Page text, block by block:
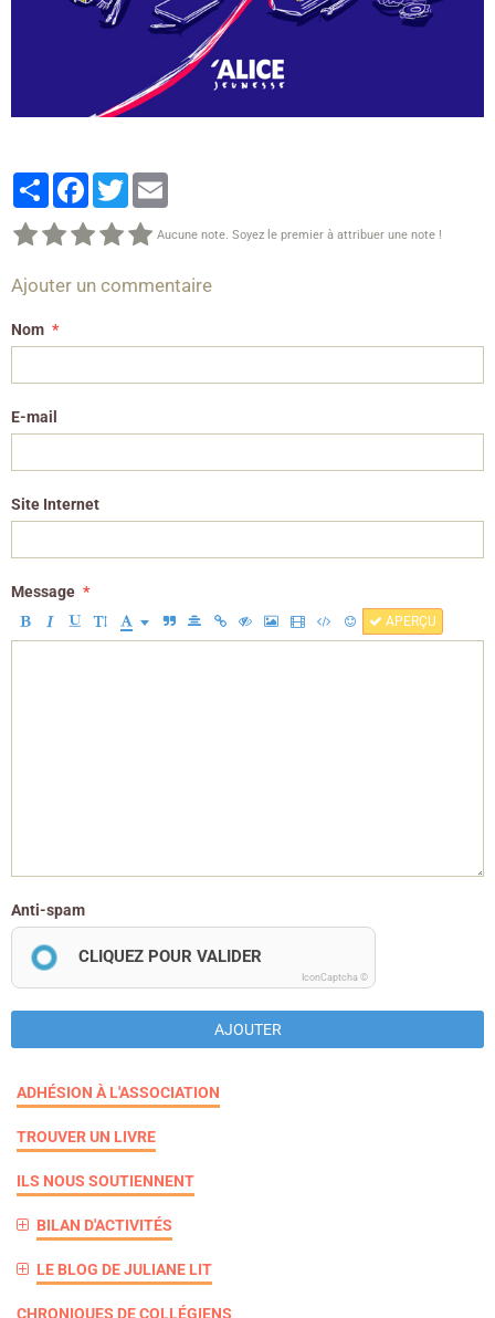
PartagerFacebook
Twitter
Aucune note. Soyez le premier à attribuer une note !
Ajouter un commentaire
Nom
E-mail
Site Internet
Message
APERÇU
Anti-spam
CLIQUEZ POUR VALIDER
IconCaptcha ©
AJOUTER
ADHÉSION À L'ASSOCIATION
TROUVER UN LIVRE
ILS NOUS SOUTIENNENT
BILAN D'ACTIVITÉS
LE BLOG DE JULIANE LIT
CHRONIQUES DE COLLÉGIENS